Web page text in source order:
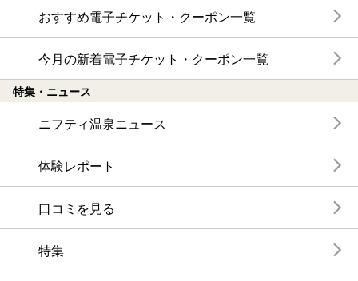
おすすめ電子チケット・クーポン一覧
今月の新着電子チケット・クーポン一覧
特集・ニュース
ニフティ温泉ニュース
体験レポート
口コミを見る
特集